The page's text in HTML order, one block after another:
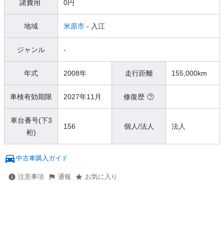
諸費用 0円
地域 米原市 - 入江
ジャンル -
年式 2008年 走行距離 155,000km
車検有効期限 2027年11月 修復歴
車台番号(下3
桁)
156 個人/法人 法人
中古車購入ガイド
注意事項 通報 お気に入り